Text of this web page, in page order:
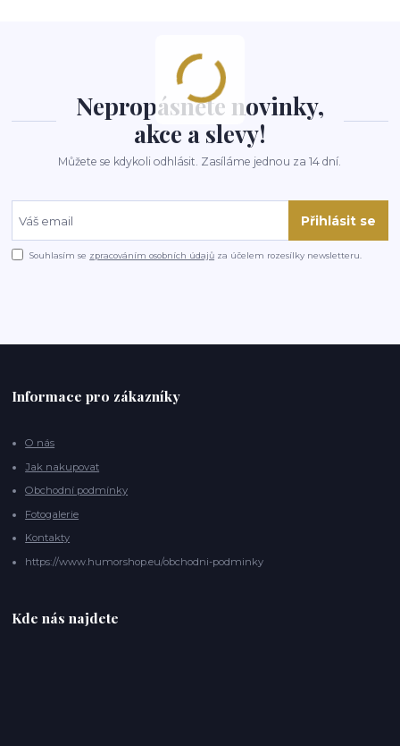
Nepropásněte novinky,
akce a slevy!
Můžete se kdykoli odhlásit. Zasíláme jednou za 14 dní.
Přihlásit se
Souhlasím se zpracováním osobních údajů za účelem rozesílky newsletteru.
Informace pro zákazníky
O nás
Jak nakupovat
Obchodní podmínky
Fotogalerie
Kontakty
https://www.humorshop.eu/obchodni-podminky
Kde nás najdete